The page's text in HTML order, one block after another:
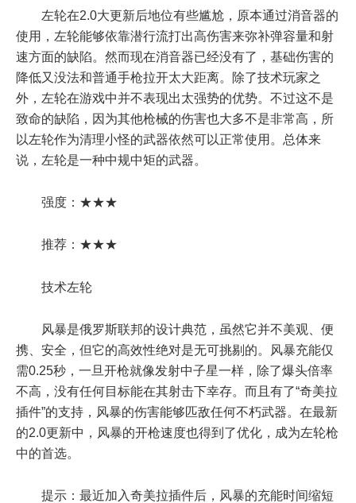
左轮在2.0大更新后地位有些尴尬，原本通过消音器的
使用，左轮能够依靠潜行流打出高伤害来弥补弹容量和射
速方面的缺陷。然而现在消音器已经没有了，基础伤害的
降低又没法和普通手枪拉开太大距离。除了技术玩家之
外，左轮在游戏中并不表现出太强势的优势。不过这不是
致命的缺陷，因为其他枪械的伤害也大多不是非常高，所
以左轮作为清理小怪的武器依然可以正常使用。总体来
说，左轮是一种中规中矩的武器。
强度：★★★
推荐：★★★
技术左轮
风暴是俄罗斯联邦的设计典范，虽然它并不美观、便
携、安全，但它的高效性绝对是无可挑剔的。风暴充能仅
需0.25秒，一旦开枪就像发射中子星一样，除了爆头倍率
不高，没有任何目标能在其射击下幸存。而且有了“奇美拉
插件”的支持，风暴的伤害能够匹敌任何不朽武器。在最新
的2.0更新中，风暴的开枪速度也得到了优化，成为左轮枪
中的首选。
提示：最近加入奇美拉插件后，风暴的充能时间缩短